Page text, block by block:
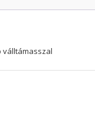
válltámasszal